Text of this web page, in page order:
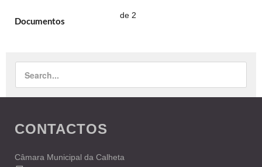
de 2
Documentos
CONTACTOS
Câmara Municipal da Calheta